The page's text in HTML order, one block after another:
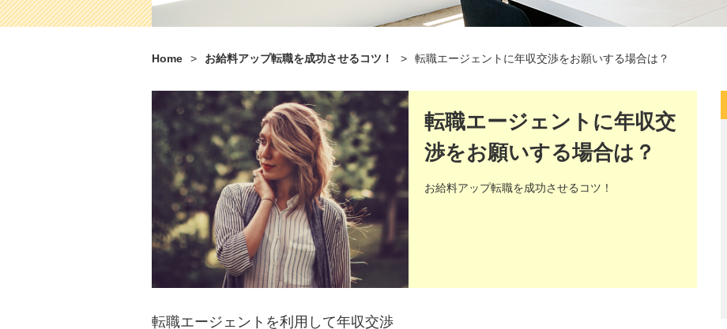
Home > お給料アップ転職を成功させるコツ！ > 転職エージェントに年収交渉をお願いする場合は？
転職エージェントに年収交
渉をお願いする場合は？
お給料アップ転職を成功させるコツ！
転職エージェントを利用して年収交渉